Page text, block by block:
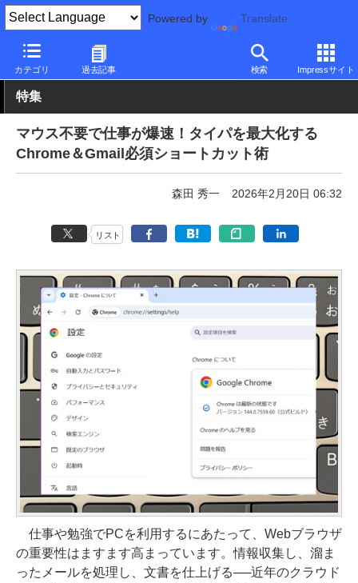
Powered by Translate
カテゴリ 過去記事 検索 Impressサイト
PC Watch ソフトウェア/アプリ
特集
マウス不要で仕事が爆速！タイパを最大化する
Chrome＆Gmail必須ショートカット術
森田 秀一 2026年2月20日 06:32
リスト
仕事や勉強でPCを利用するにあたって、Webブラウザ
の重要性はますます高まっています。情報収集し、溜ま
ったメールを処理し、文書を仕上げる──近年のクラウド